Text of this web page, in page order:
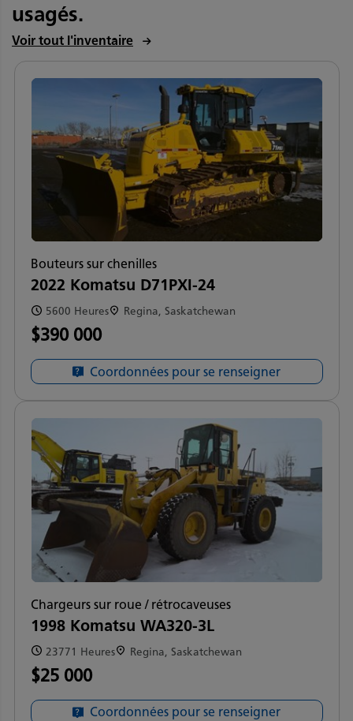
usagés.
Voir tout l'inventaire
Bouteurs sur chenilles
2022 Komatsu D71PXI-24
5600 Heures Regina, Saskatchewan
Coordonnées pour se renseigner
$390 000
Chargeurs sur roue / rétrocaveuses
1998 Komatsu WA320-3L
23771 Heures Regina, Saskatchewan
Coordonnées pour se renseigner
$25 000